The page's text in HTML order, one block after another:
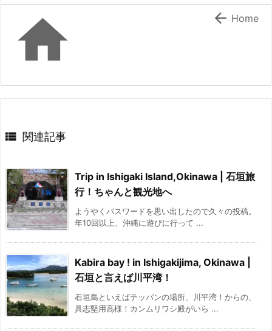
  Home
 関連記事
Trip in Ishigaki Island,Okinawa | 石垣旅
行！ちゃんと観光地へ
ようやくパスワードを思い出したので久々の投稿。
年10回以上、沖縄に遊びに行って ...
Kabira bay ! in Ishigakijima, Okinawa |
石垣と言えば川平湾！
石垣島といえばテッパンの場所、川平湾！からの、
具志堅用高様！カンムリワシ殿がいら ...